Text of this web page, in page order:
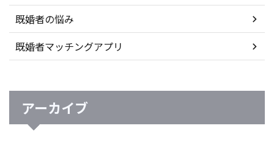
既婚者の悩み
既婚者マッチングアプリ
アーカイブ